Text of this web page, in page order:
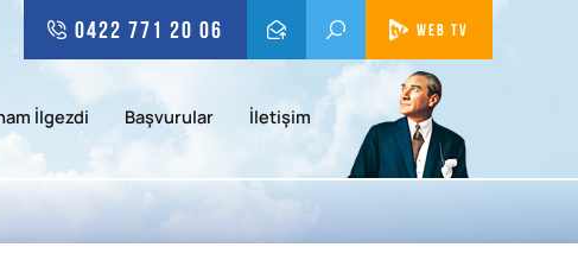
WEB TV
0422 771 20 06
İlgezdi Başvurular İletişim